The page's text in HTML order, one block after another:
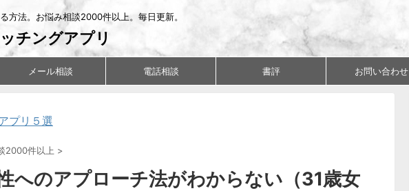
方法。お悩み相談2000件以上。毎日更新。
チングアプリ
メール相談 電話相談 書評 お問い合わせ
プリ５選
2000件以上 >
へのアプローチ法がわからない（31歳女